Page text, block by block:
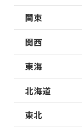
関東
関西
東海
北海道
東北